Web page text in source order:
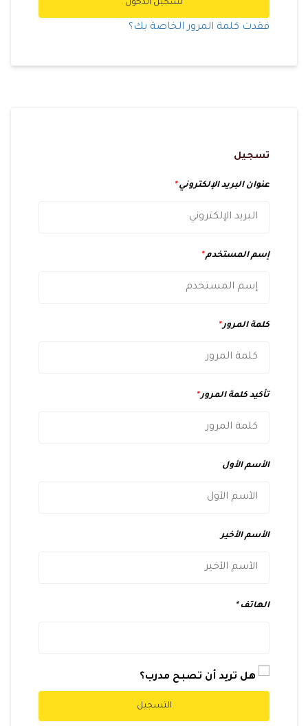
تسجيل الدخول
فقدت كلمة المرور الخاصة بك؟
تسجيل
عنوان البريد الإلكتروني*
إسم المستخدم*
كلمة المرور*
تأكيد كلمة المرور*
الأسم الأول
الأسم الأخير
الهاتف
هل تريد أن تصبح مدرب؟
التسجيل